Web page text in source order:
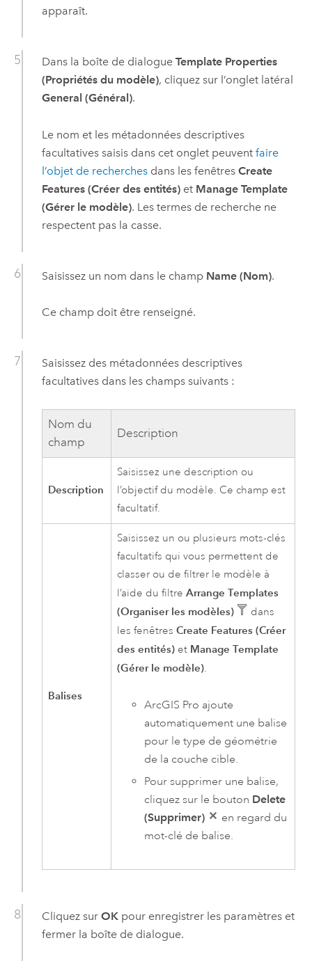
apparaît.
Dans la boîte de dialogue Template Properties
(Propriétés du modèle), cliquez sur l’onglet latéral
General (Général).
Le nom et les métadonnées descriptives
facultatives saisis dans cet onglet peuvent faire
l’objet de recherchesdans les fenêtres Create
Features (Créer des entités)et Manage Template
(Gérer le modèle). Les termes de recherche ne
respectent pas la casse.
Saisissez un nom dans le champ Name (Nom).
Ce champ doit être renseigné.
Saisissez des métadonnées descriptives
facultatives dans les champs suivants :
Nom du
champ
Description
Description
Saisissez une description ou
l’objectif du modèle. Ce champ est
facultatif.
Balises
Saisissez un ou plusieurs mots-clés
facultatifs qui vous permettent de
classer ou de filtrer le modèle à
l’aide du filtreArrange Templates
(Organiser les modèles)
dans
les fenêtresCreate Features (Créer
des entités) et Manage Template
(Gérer le modèle).
ArcGIS Pro ajoute
automatiquement une balise
pour le type de géométrie
de la couche cible.
Pour supprimer une balise,
cliquez sur le bouton Delete
(Supprimer)
en regard du
mot-clé de balise.
Cliquez sur OKpour enregistrer les paramètres et
fermer la boîte de dialogue.